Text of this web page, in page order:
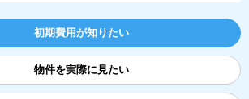
初期費用が知りたい
物件を実際に見たい